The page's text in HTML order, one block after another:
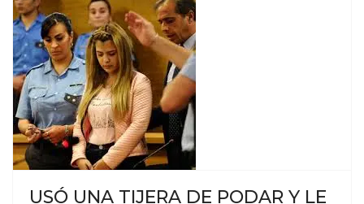
USÓ UNA TIJERA DE PODAR Y LE